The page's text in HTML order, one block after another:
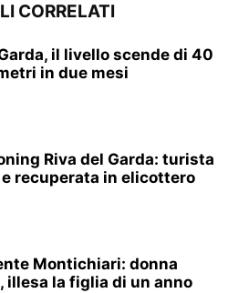
CORRELATI
il livello scende di 40
in due mesi
Riva del Garda: turista
recuperata in elicottero
Montichiari: donna
illesa la figlia di un anno